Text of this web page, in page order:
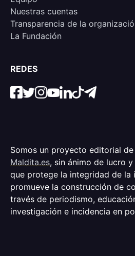
Nuestras cuentas
Transparencia de la
La Fundación
REDES
Somos un proyecto editorial de
Maldita.es, sin ánimo de lucro
que protege la integridad de la
promueve la construcción de
través de periodismo,
investigación e incidencia en